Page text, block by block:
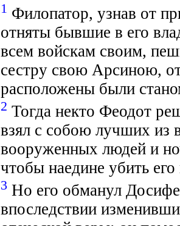
1 Филопатор, узнав от
отняты бывшие в его
всем войскам своим,
сестру свою Арсиною,
расположены были
2 Тогда некто Феодот
взял с собою лучших из
вооруженных людей и
чтобы наедине убить
3 Но его обманул
впоследствии